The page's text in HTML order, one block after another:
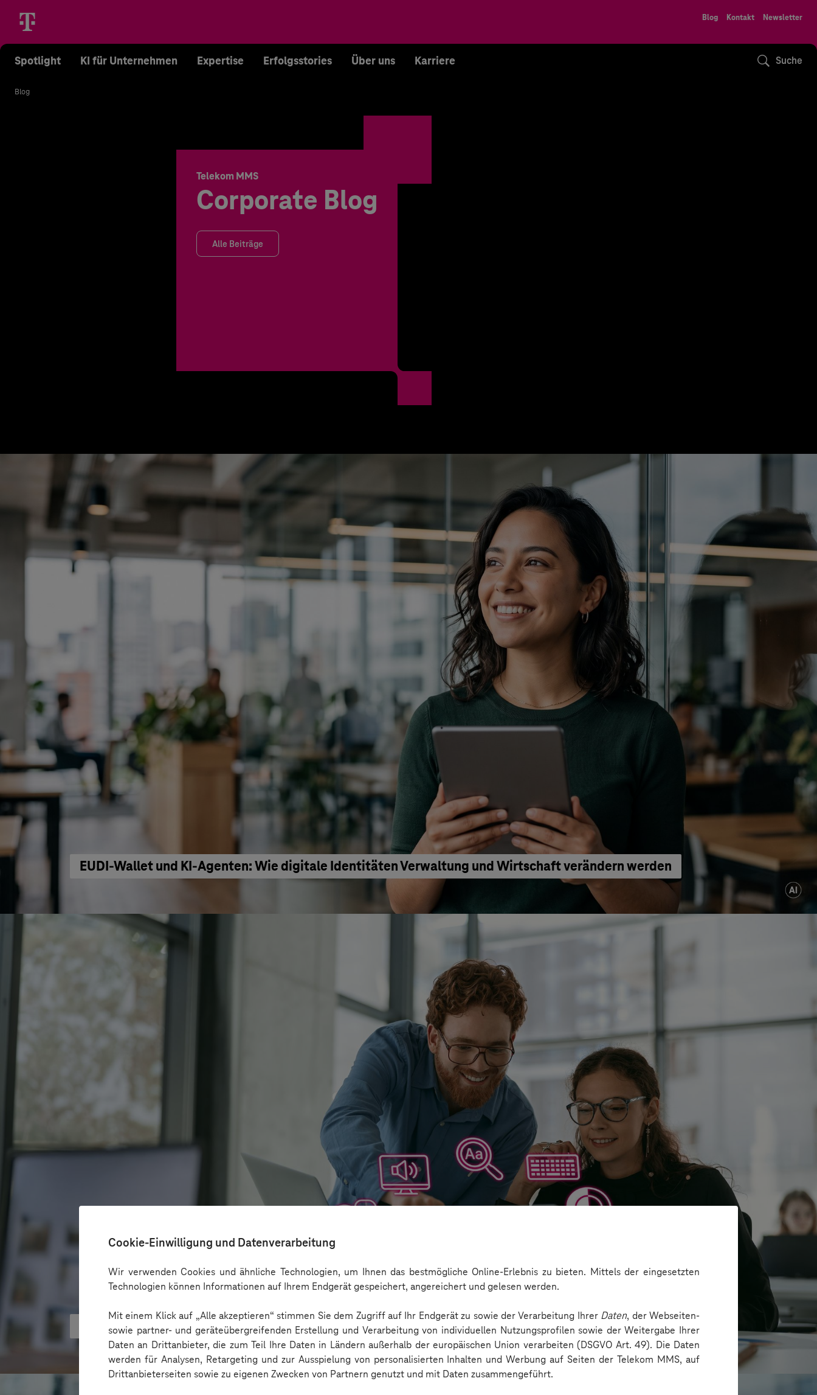
Cookie-Einwilligung und Datenverarbeitung
Wir verwenden Cookies und ähnliche Technologien, um Ihnen das bestmögliche Online-Erlebnis zu bieten. Mittels der eingesetzten
Technologien können Informationen auf Ihrem Endgerät gespeichert, angereichert und gelesen werden.
Mit einem Klick auf „Alle akzeptieren“ stimmen Sie dem Zugriff auf Ihr Endgerät zu sowie der Verarbeitung Ihrer Daten, der Webseiten-
sowie partner- und geräteübergreifenden Erstellung und Verarbeitung von individuellen Nutzungsprofilen sowie der Weitergabe Ihrer
Daten an Drittanbieter, die zum Teil Ihre Daten in Ländern außerhalb der europäischen Union verarbeiten (DSGVO Art. 49). Die Daten
werden für Analysen, Retargeting und zur Ausspielung von personalisierten Inhalten und Werbung auf Seiten der Telekom MMS, auf
Drittanbieterseiten sowie zu eigenen Zwecken von Partnern genutzt und mit Daten zusammengeführt.
Blog Kontakt Newsletter
Spotlight KI für Unternehmen Expertise Erfolgsstories Über uns Karriere Suche
Blog
Telekom MMS
Corporate Blog
Alle Beiträge
EUDI-Wallet und KI-Agenten: Wie digitale Identitäten Verwaltung und Wirtschaft verändern werden
KI kann Barrieren überbrücken - aber nicht Barrierefreiheit ersetzen